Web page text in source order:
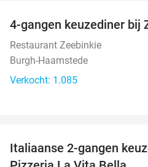
4-gangen keuzediner bij
Restaurant Zeebinkie
Burgh-Haamstede
Verkocht: 1.085
Italiaanse 2-gangen